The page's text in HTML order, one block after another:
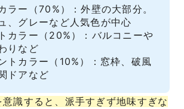
ラー（70%）：外壁の大部分。
、グレーなど人気色が中心
カラー（20%）：バルコニーや
りなど
トカラー（10%）：窓枠、破風
ドアなど
識すると、派手すぎず地味すぎな